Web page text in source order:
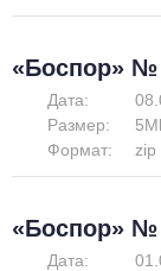
«Боспор» №
Дата:
Размер:
Формат:
zip
«Боспор» №
Дата: